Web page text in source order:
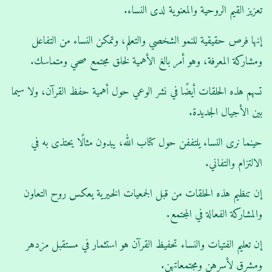
تعزيز القيم الروحية والمعنوية لدى النساء.
إنها فرص حقيقية للنمو الشخصي والتعلم، وتمكن النساء من التفاعل
ومشاركة المعرفة، وهو أمر بالغ الأهمية لخلق مجتمع صحي ومتماسك.
تسهم هذه الحلقات أيضًا في نشر الوعي حول أهمية حفظ القرآن، ولا سيما
بين الأجيال الجديدة.
حينما نرى النساء يلتففن حول كتاب الله، يبدون مثالًا يحتذى به في
الالتزام والتفاني.
إن تنظيم هذه الحلقات من قبل الجمعيات الخيرية يعكس روح التعاون
والمشاركة الفعالة في المجتمع.
إن تعليم الفتيات والنساء تحفيظ القرآن هو استثمار في مستقبل مزدهر
ومشرق لأسرهن ومجتمعاتهن.